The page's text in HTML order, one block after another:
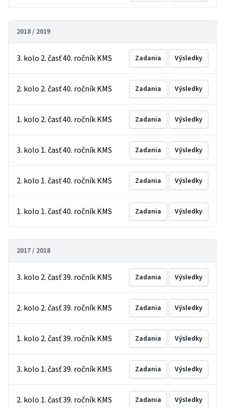
2018 / 2019
3. kolo 2. časť 40. ročník KMS Zadania Výsledky
2. kolo 2. časť 40. ročník KMS Zadania Výsledky
1. kolo 2. časť 40. ročník KMS Zadania Výsledky
3. kolo 1. časť 40. ročník KMS Zadania Výsledky
2. kolo 1. časť 40. ročník KMS Zadania Výsledky
1. kolo 1. časť 40. ročník KMS Zadania Výsledky
2017 / 2018
3. kolo 2. časť 39. ročník KMS Zadania Výsledky
2. kolo 2. časť 39. ročník KMS Zadania Výsledky
1. kolo 2. časť 39. ročník KMS Zadania Výsledky
3. kolo 1. časť 39. ročník KMS Zadania Výsledky
2. kolo 1. časť 39. ročník KMS Zadania Výsledky